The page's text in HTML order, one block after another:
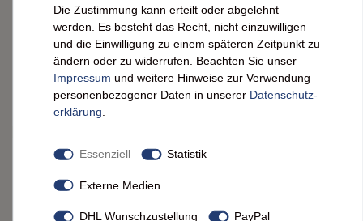
2,59 € *
0.25 kg | 10,36 € / kg
ARTIKEL ANZEIGEN
Grand' Mère Eiernudeln aus dem Elsaß Spaetzle
Spätzle 250 Gramm
2,89 € *
Die Zustimmung kann erteilt oder abgelehnt
werden. Es besteht das Recht, nicht einzuwilligen
und die Einwilligung zu einem späteren Zeitpunkt zu
ändern oder zu widerrufen. Beachten Sie unser
Impressum und weitere Hinweise zur Verwendung
personenbezogener Daten in unserer Daten­schutz­
erklärung
Essenziell Statistik
Externe Medien
DHL Wunschzustellung PayPal